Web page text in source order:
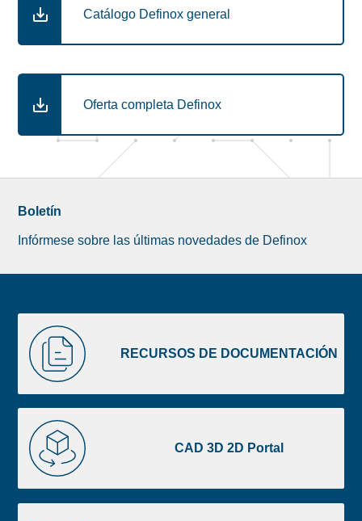
Catálogo Definox general
Oferta completa Definox
Boletín
Infórmese sobre las últimas novedades de Definox
image
footer
RECURSOS DE DOCUMENTACIÓN
RECURSOS
DE
DOCUMENTACIÓN
CAD 3D 2D Portal
CAD
3D
2D
Portal